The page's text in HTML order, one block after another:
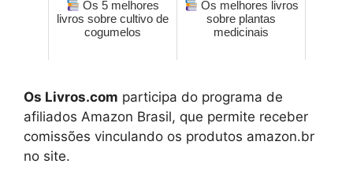
Os 5 melhores
livros sobre cultivo de
cogumelos
Os melhores livros
sobre plantas
medicinais
Os Livros.com participa do programa de
afiliados Amazon Brasil, que permite receber
comissões vinculando os produtos amazon.br
no site.